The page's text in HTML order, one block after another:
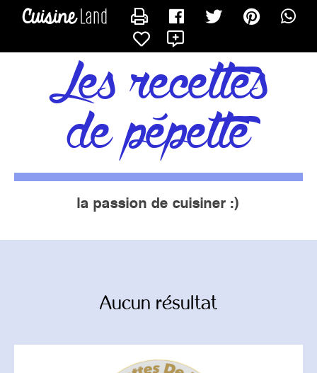
les recettes
de pépette
la passion de cuisiner :)
Aucun résultat
CONTACTER PÉPETTE13